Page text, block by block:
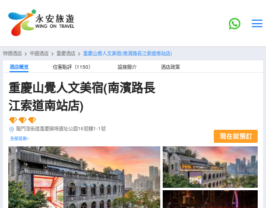
特價酒店 > 中國酒店 > 重慶酒店 > 重慶山覺人文美宿(南濱路長江索道南站店)
酒店概览 住客點評（1150） 設施簡介 酒店政策
重慶山覺人文美宿(南濱路長
江索道南站店)
龍門浩街道重慶開埠遺址公園16號樓1-1號
全部設施> 現在就預訂